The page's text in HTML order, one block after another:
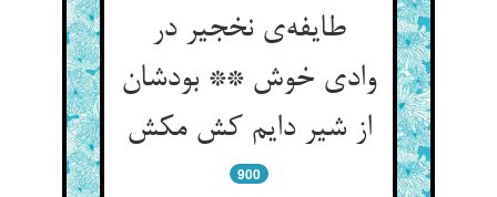
طایفه‌‌ی نخجیر در
وادی خوش ** بودشان
از شیر دایم کش مکش‌‌
900